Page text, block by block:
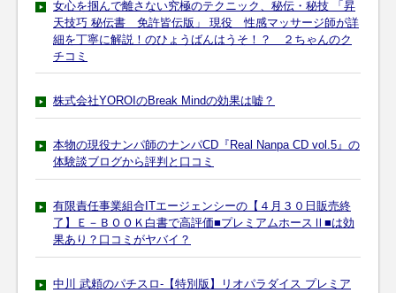
女心を掴んで離さない究極のテクニック、秘伝・秘技 「昇
天技巧 秘伝書 免許皆伝版」 現役 性感マッサージ師が詳
細を丁寧に解説！のひょうばんはうそ！？ ２ちゃんのク
チコミ
株式会社YOROIのBreak Mindの効果は嘘？
本物の現役ナンパ師のナンパCD『Real Nanpa CD vol.5』の
体験談ブログから評判と口コミ
有限責任事業組合ITエージェンシーの【４月３０日販売終
了】Ｅ－ＢＯＯＫ白書で高評価■プレミアムホースⅡ■は効
果あり？口コミがヤバイ？
中川 武頼のパチスロ-【特別版】リオパラダイス プレミア